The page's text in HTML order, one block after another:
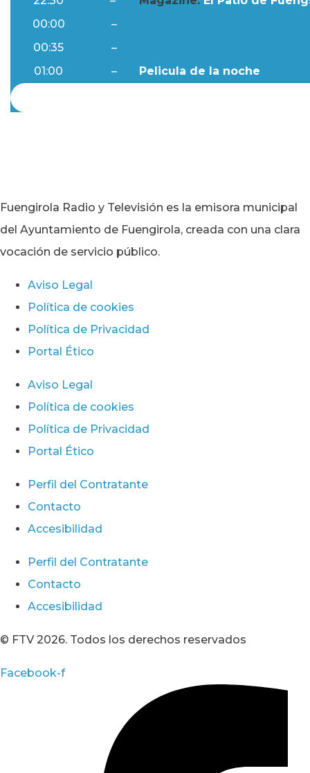
00:00
–
00:35
–
01:00
– Pelicula de la noche
Fuengirola Radio y Televisión es la emisora municipal
del Ayuntamiento de Fuengirola, creada con una clara
vocación de servicio público.
Aviso Legal
Política de cookies
Política de Privacidad
Portal Ético
Aviso Legal
Política de cookies
Política de Privacidad
Portal Ético
Perfil del Contratante
Contacto
Accesibilidad
Perfil del Contratante
Contacto
Accesibilidad
© FTV 2026. Todos los derechos reservados
Facebook-f